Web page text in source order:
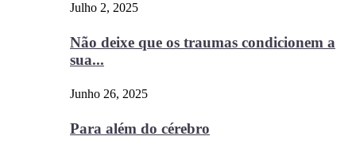
Julho 2, 2025
Não deixe que os traumas condicionem a
sua...
Junho 26, 2025
Para além do cérebro